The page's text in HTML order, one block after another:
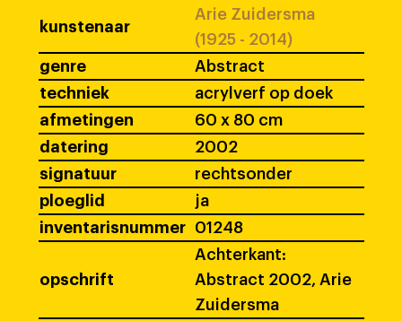
kunstenaar
Arie Zuidersma
(1925 - 2014)
genre
Abstract
techniek
acrylverf op doek
afmetingen
60 x 80 cm
datering
2002
signatuur
rechtsonder
ploeglid
ja
inventarisnummer
01248
opschrift
Achterkant:
Abstract 2002, Arie
Zuidersma